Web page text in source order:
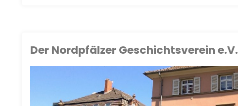
für
Gruppen
und
Der Nordpfälzer Geschichtsverein
AUSSTELLUNG/